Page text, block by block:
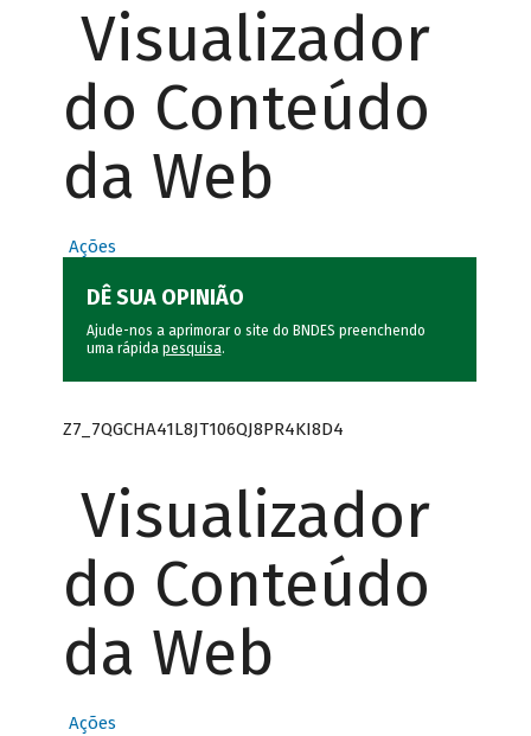
Visualizador
do Conteúdo
da Web
Ações
DÊ SUA OPINIÃO
Ajude-nos a aprimorar o site do BNDES preenchendo
uma rápida pesquisa.
Z7_7QGCHA41L8JT106QJ8PR4KI8D4
Visualizador
do Conteúdo
da Web
Ações